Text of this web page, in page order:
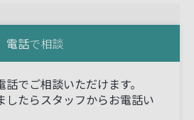
電話で相談
でご相談いただけます。
したらスタッフからお電話い